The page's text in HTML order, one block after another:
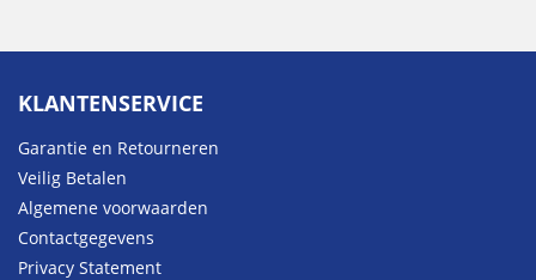
KLANTENSERVICE
Garantie en Retourneren
Veilig Betalen
Algemene voorwaarden
Contactgegevens
Privacy Statement